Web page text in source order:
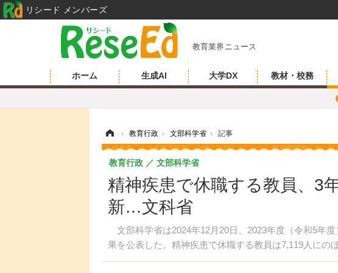
教育業界ニュース
ホーム 生成AI 大学DX 教材・校務
› 教育行政 › 文部科学省 › 記事
精神疾患で休職する教員、3
新…文科省
文部科学省は2024年12月20日、2023年度（令和5年
果を公表した。精神疾患で休職する教員は7,119人にの
教育行政 文部科学省
リシード メンバーズ